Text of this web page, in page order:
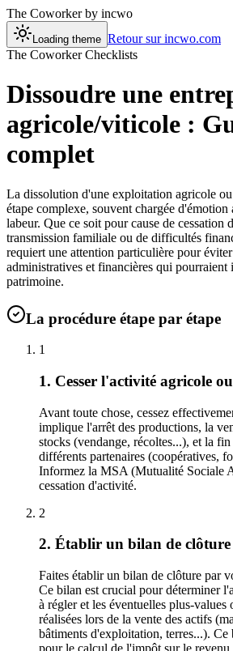
The Coworkerby incwo
Loading theme Retour sur incwo.com
The Coworker Checklists
Dissoudre une
agricole/viticole :
complet
La dissolution d'une exploitation agricole
étape complexe, souvent chargée d'émotion
labeur. Que ce soit pour cause de cessation
transmission familiale ou de difficultés
requiert une attention particulière pour
administratives et financières qui pourraient
patrimoine.
La procédure étape par étape
1
1. Cesser l'activité agricole
Avant toute chose, cessez
implique l'arrêt des productions, la
stocks (vendange, récoltes...), et la
différents partenaires (coopératives,
Informez la MSA (Mutualité Sociale
cessation d'activité.
2
2. Établir un bilan de clôture
Faites établir un bilan de clôture par
Ce bilan est crucial pour déterminer
à régler et les éventuelles plus-values
réalisées lors de la vente des actifs
bâtiments d'exploitation, terres...). Ce